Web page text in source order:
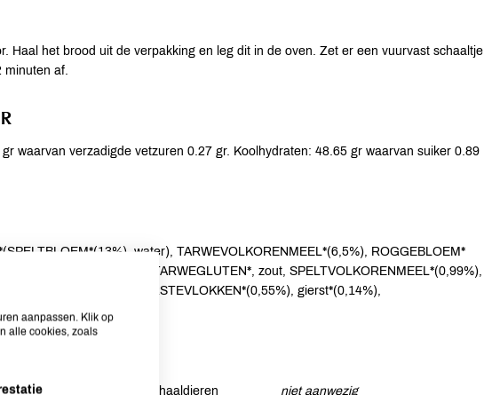
Haal het brood uit de verpakking en leg dit in de oven. Zet er een vuurvast schaaltje
minuten af.
waarvan verzadigde vetzuren 0.27 gr. Koolhydraten: 48.65 gr waarvan suiker 0.89
water), TARWEVOLKORENMEEL*(6,5%), ROGGEBLOEM*
zonnebloempitten*, TARWEGLUTEN*, zout, SPELTVOLKORENMEEL*(0,99%),
GERSTEVLOKKEN*(0,55%), gierst*(0,14%),
Schaaldieren
niet aanwezig
aanpassen. Klik op
alle cookies, zoals